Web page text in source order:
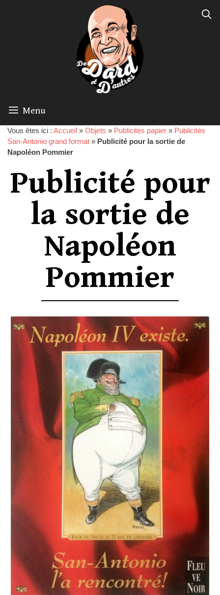
Menu
Vous êtes ici : Accueil » Objets » Publicités papier » Publicités
San-Antonio grand format » Publicité pour la sortie de
Napoléon Pommier
Publicité pour
la sortie de
Napoléon
Pommier